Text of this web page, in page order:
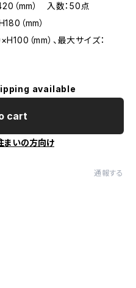
（mm） 入数：50点
（mm）
（mm）、最大サイズ：
available
cart
まいの方向け
通報する